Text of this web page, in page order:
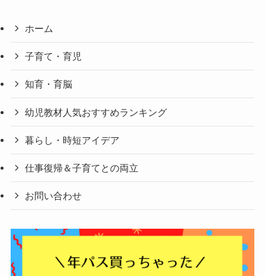
ホーム
子育て・育児
知育・育脳
幼児教材人気おすすめランキング
暮らし・時短アイデア
仕事復帰＆子育てとの両立
お問い合わせ